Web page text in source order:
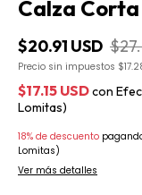
Calza
$20.91 USD
Precio sin impuestos
$17.15 USDcon
Lomitas)
18% de descuento
Lomitas)
Ver más detalles